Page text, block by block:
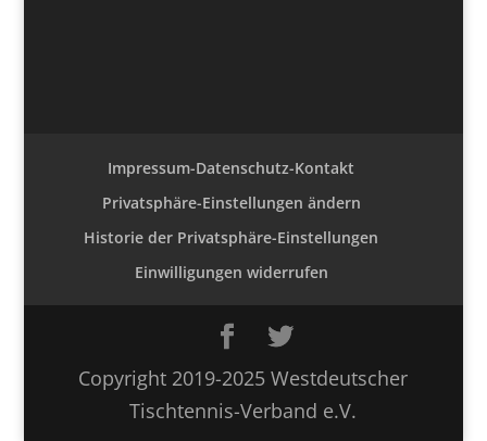
Impressum-Datenschutz-Kontakt
Privatsphäre-Einstellungen ändern
Historie der Privatsphäre-Einstellungen
Einwilligungen widerrufen
Copyright 2019-2025 Westdeutscher
Tischtennis-Verband e.V.